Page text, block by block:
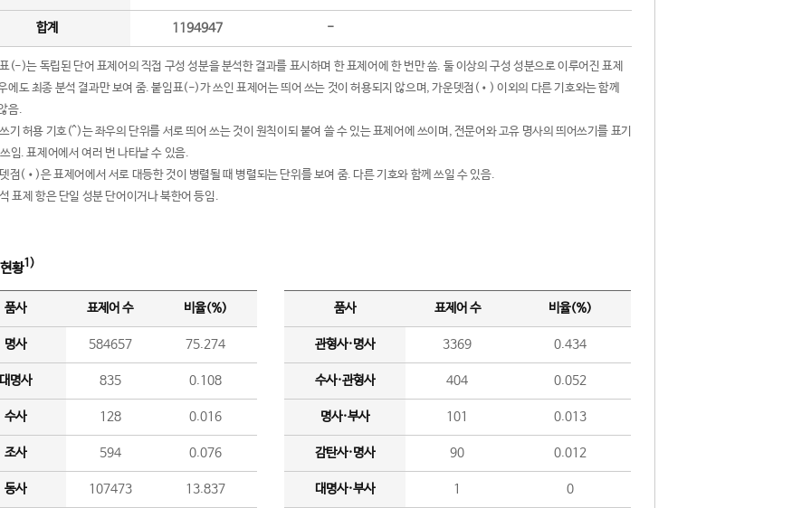
합계 1194947 -
(-)는 독립된 단어 표제어의 직접 구성 성분을 분석한 결과를 표시하며 한 표제어에 한 번만 씀. 둘 이상의 구성 성분으로 이루어진 표제
에도 최종 분석 결과만 보여 줌. 붙임표(-)가 쓰인 표제어는 띄어 쓰는 것이 허용되지 않으며, 가운뎃점(•) 이외의 다른 기호와는 함께
음.
기 허용 기호(^)는 좌우의 단위를 서로 띄어 쓰는 것이 원칙이되 붙여 쓸 수 있는 표제어에 쓰이며, 전문어와 고유 명사의 띄어쓰기를 표기
임. 표제어에서 여러 번 나타날 수 있음.
점(•)은 표제어에서 서로 대등한 것이 병렬될 때 병렬되는 단위를 보여 줌. 다른 기호와 함께 쓰일 수 있음.
표제 항은 단일 성분 단어이거나 북한어 등임.
황1)
품사 표제어 수 비율(%)
명사 584657 75.274
명사 835 0.108
수사 128 0.016
조사 594 0.076
동사 107473 13.837
품사 표제어 수 비율(%)
관형사·명사 3369 0.434
수사·관형사 404 0.052
명사·부사 101 0.013
감탄사·명사 90 0.012
대명사·부사 1 0